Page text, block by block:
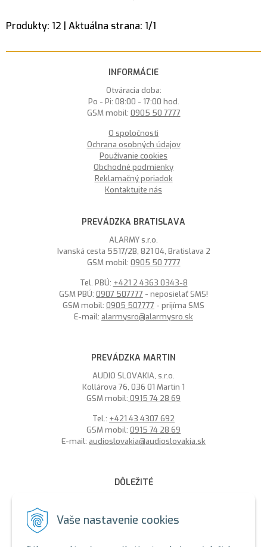
Vaše nastavenie cookies
Produkty: 12 | Aktuálna strana: 1/1
INFORMÁCIE
Otváracia doba:
Po - Pi: 08:00 - 17:00 hod.
GSM mobil: 0905 50 7777
O spoločnosti
Ochrana osobných údajov
Používanie cookies
Obchodné podmienky
Reklamačný poriadok
Kontaktujte nás
PREVÁDZKA BRATISLAVA
ALARMY s.r.o.
Ivanská cesta 5517/2B, 821 04, Bratislava 2
GSM mobil: 0905 50 7777
Tel. PBÚ: +421 2 4363 0343-8
GSM PBÚ: 0907 507777 - neposielať SMS!
GSM mobil: 0905 507777 - prijíma SMS
E-mail: alarmysro@alarmysro.sk
PREVÁDZKA MARTIN
AUDIO SLOVAKIA, s.r.o.
Kollárova 76, 036 01 Martin 1
GSM mobil: 0915 74 28 69
Tel.: +421 43 4307 692
GSM mobil: 0915 74 28 69
E-mail: audioslovakia@audioslovakia.sk
DÔLEŽITÉ
Sme členmi spoločenstva SEWA, zabezpečujeme likvidáciu